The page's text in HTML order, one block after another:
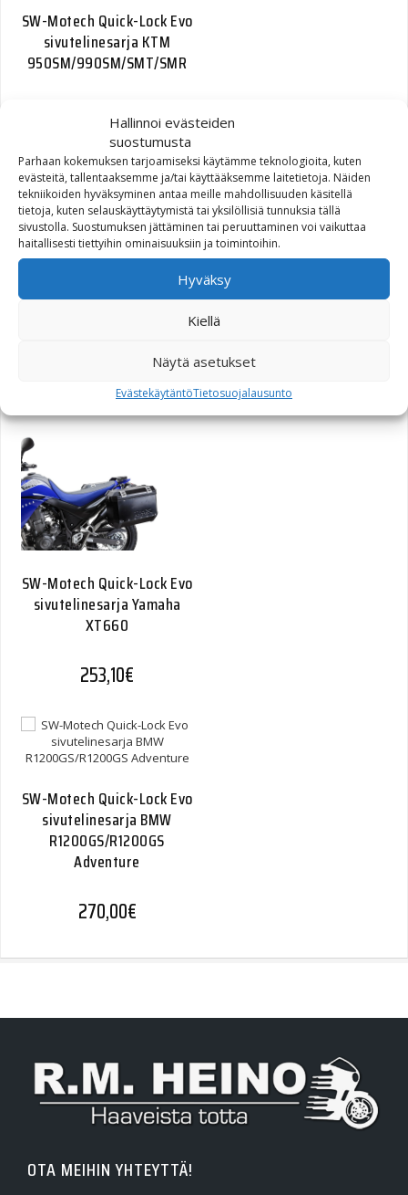
Hallinnoi evästeiden
suostumusta
Parhaan kokemuksen tarjoamiseksi käytämme teknologioita, kuten
evästeitä, tallentaaksemme ja/tai käyttääksemme laitetietoja. Näiden
tekniikoiden hyväksyminen antaa meille mahdollisuuden käsitellä
tietoja, kuten selauskäyttäytymistä tai yksilöllisiä tunnuksia tällä
sivustolla. Suostumuksen jättäminen tai peruuttaminen voi vaikuttaa
haitallisesti tiettyihin ominaisuuksiin ja toimintoihin.
Hyväksy
Kiellä
Näytä asetukset
EvästekäytäntöTietosuojalausunto
SW-Motech Quick-Lock Evo
sivutelinesarja KTM
950SM/990SM/SMT/SMR
260,00€
SW-Motech Quick-Lock Evo
260,00€
SW-Motech Quick-Lock Evo
sivutelinesarja Yamaha
XT660
253,10€
SW-Motech Quick-Lock Evo
sivutelinesarja BMW
R1200GS/R1200GS
Adventure
270,00€
OTA MEIHIN YHTEYTTÄ!